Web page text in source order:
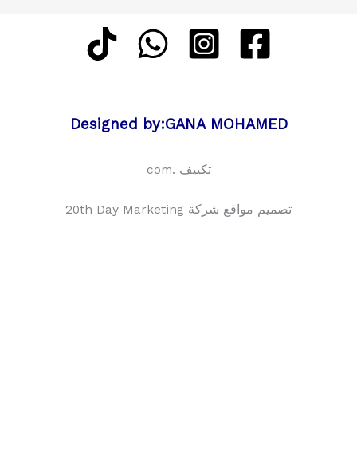
Designed by:GANA MOHAMED
تكييف .com
تصميم مواقع شركة 20th Day Marketing